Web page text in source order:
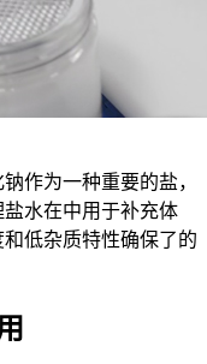
作为一种重要的盐，
水在中用于补充体
低杂质特性确保了的